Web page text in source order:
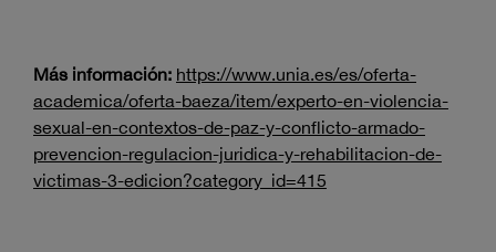
Más información: https://www.unia.es/es/oferta-
academica/oferta-baeza/item/experto-en-violencia-
sexual-en-contextos-de-paz-y-conflicto-armado-
prevencion-regulacion-juridica-y-rehabilitacion-de-
victimas-3-edicion?category_id=415